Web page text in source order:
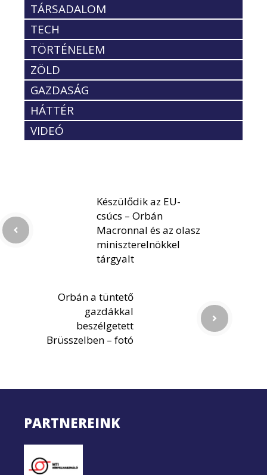
TÁRSADALOM
TECH
TÖRTÉNELEM
ZÖLD
GAZDASÁG
HÁTTÉR
VIDEÓ
Készülődik az EU-
csúcs – Orbán
Macronnal és az olasz
miniszterelnökkel
tárgyalt
Orbán a tüntető
gazdákkal
beszélgetett
Brüsszelben – fotó
PARTNEREINK